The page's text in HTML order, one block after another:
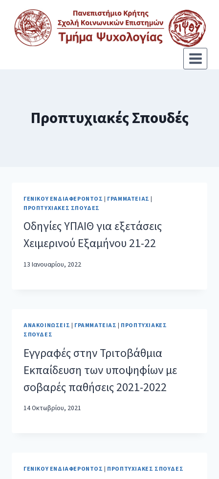
Προπτυχιακές Σπουδές
ΓΕΝΙΚΟΎ ΕΝΔΙΑΦΈΡΟΝΤΟΣ | ΓΡΑΜΜΑΤΕΊΑΣ |
ΠΡΟΠΤΥΧΙΑΚΈΣ ΣΠΟΥΔΈΣ
Οδηγίες ΥΠΑΙΘ για εξετάσεις
Χειμερινού Εξαμήνου 21-22
13 Ιανουαρίου, 2022
ΑΝΑΚΟΙΝΏΣΕΙΣ | ΓΡΑΜΜΑΤΕΊΑΣ | ΠΡΟΠΤΥΧΙΑΚΈΣ
ΣΠΟΥΔΈΣ
Εγγραφές στην Τριτοβάθμια
Εκπαίδευση των υποψηφίων με
σοβαρές παθήσεις 2021-2022
14 Οκτωβρίου, 2021
ΓΕΝΙΚΟΎ ΕΝΔΙΑΦΈΡΟΝΤΟΣ ΠΡΟΠΤΥΧΙΑΚΈΣ ΣΠΟΥΔΈΣ